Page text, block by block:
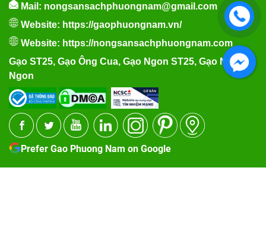
Mail: nongsansachphuongnam@gmail.com
Website: https://gaophuongnam.vn/
Website: https://nongsansachphuongnam.com
Gạo ST25, Gạo Ông Cua, Gạo Ngon ST25, Gạo Nếp
Ngon
Prefer Gao Phuong Nam on Google
Facebook